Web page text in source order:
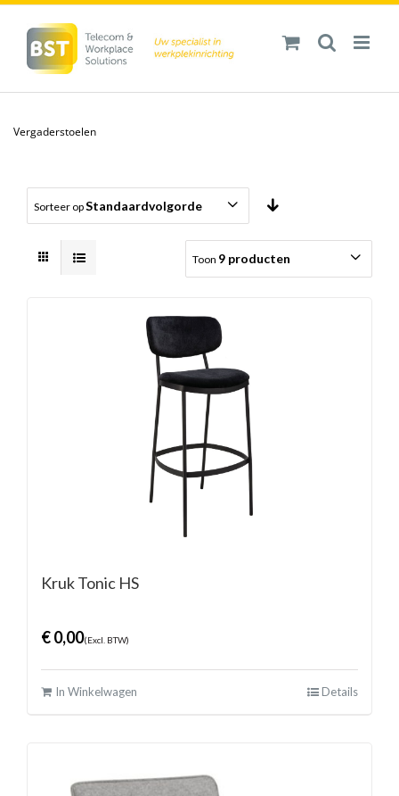
inhoud
Vergaderstoelen
Sorteer opStandaardvolgorde
Toon 9 producten
Kruk Tonic HS
€0,00(Excl. BTW)
In Winkelwagen Details